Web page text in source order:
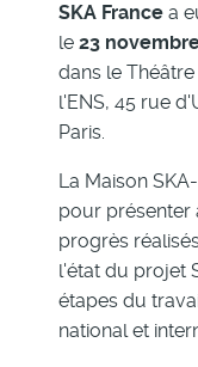
SKA France a
le 23
dans le
l'ENS, 45 rue
Paris.
La Maison
pour présenter
progrès
l'état du projet
étapes du
national et